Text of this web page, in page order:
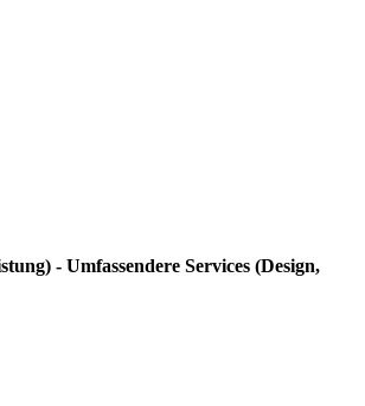
- Umfassendere Services (Design,